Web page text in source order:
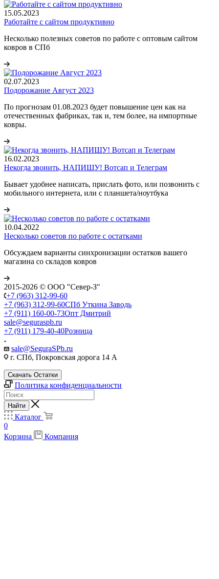
15.05.2023
Работайте с сайтом продуктивно
Несколько полезных советов по работе с оптовым сайтом
ковров в СПб
02.07.2023
Подорожание Август 2023
По прогнозам 01.08.2023 будет повышение цен как на
отечественных фабриках, так и, тем более, на импортные
ковры.
16.02.2023
Некогда звонить, НАПИШУ! Вотсап и Телеграм
Бывает удобнее написать, прислать фото, или позвонить с
мобильного интернета, или с планшета/ноутбука
10.04.2022
Несколько советов по работе с остатками
Обсуждаем варианты синхронизации остатков вашего
магазина со складов ковров
2015-2026 © ООО "Север-З"
+7 (963) 312-99-60
+7 (963) 312-99-60СПб Уткина Заводь
+7 (911) 160-00-73Опт Дмитрий
sale@seguraspb.ru
+7 (911) 179-40-40Розница
sale@SeguraSPb.ru
г. СПб, Покровская дорога 14 А
Скачать Остатки
Политика конфиденциальности
Найти
Каталог
0
Корзина
Компания